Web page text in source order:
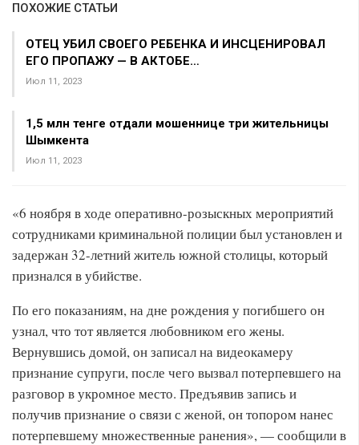
ПОХОЖИЕ СТАТЬИ
ОТЕЦ УБИЛ СВОЕГО РЕБЕНКА И ИНСЦЕНИРОВАЛ
ЕГО ПРОПАЖУ — В АКТОБЕ…
Июл 11, 2023
1,5 млн тенге отдали мошеннице три жительницы
Шымкента
Июл 11, 2023
«6 ноября в ходе оперативно-розыскных мероприятий
сотрудниками криминальной полиции был установлен и
задержан 32-летний житель южной столицы, который
признался в убийстве.
По его показаниям, на дне рождения у погибшего он
узнал, что тот является любовником его жены.
Вернувшись домой, он записал на видеокамеру
признание супруги, после чего вызвал потерпевшего на
разговор в укромное место. Предъявив запись и
получив признание о связи с женой, он топором нанес
потерпевшему множественные ранения», — сообщили в